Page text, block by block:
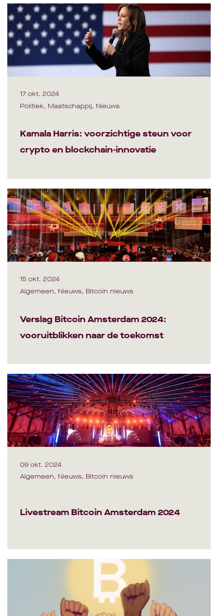
17 okt. 2024
Politiek, Maatschappij, Nieuws
Kamala Harris: voorzichtige steun voor
crypto en blockchain-innovatie
15 okt. 2024
Algemeen, Nieuws, Bitcoin nieuws
Verslag Bitcoin Amsterdam 2024:
vooruitblikken naar de toekomst
09 okt. 2024
Algemeen, Nieuws, Bitcoin nieuws
Livestream Bitcoin Amsterdam 2024